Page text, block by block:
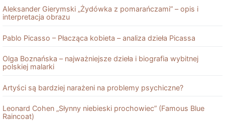
Aleksander Gierymski „Żydówka z pomarańczami” – opis i
interpretacja obrazu
Pablo Picasso – Płacząca kobieta – analiza dzieła Picassa
Olga Boznańska – najważniejsze dzieła i biografia wybitnej
polskiej malarki
Artyści są bardziej narażeni na problemy psychiczne?
Leonard Cohen „Słynny niebieski prochowiec” (Famous Blue
Raincoat)